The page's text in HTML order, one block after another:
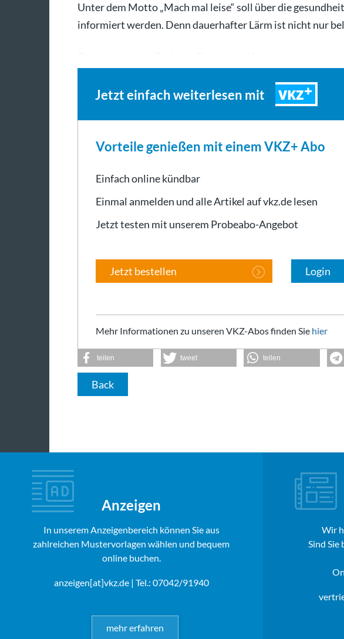
Unter dem Motto „Mach mal leise“ soll über die
informiert werden. Denn dauerhafter Lärm ist nicht nur
Jetzt einfach weiterlesen mit VKZ
Vorteile genießen mit einem VKZ+ Abo
Einfach online kündbar
Einmal anmelden und alle Artikel auf vkz.de lesen
Jetzt testen mit unserem Probeabo-Angebot
Jetzt bestellen Login
Mehr Informationen zu unseren VKZ-Abos finden Sie hier
teilen tweet teilen
Back
Anzeigen
In unserem Anzeigenbereich können Sie aus
zahlreichen Mustervorlagen wählen und bequem
online buchen.
anzeigen[at]vkz.de| Tel.: 07042/91940
mehr erfahren
Wir
Sind Sie